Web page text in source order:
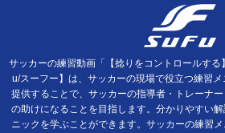
サッカーの練習動画「【捻りをコントロールす
u/スーフー】は、サッカーの現場で役立つ練習
提供することで、サッカーの指導者・トレーナ
の助けになることを目指します。分かりやすい
ニックを学ぶことができます。サッカーの練習